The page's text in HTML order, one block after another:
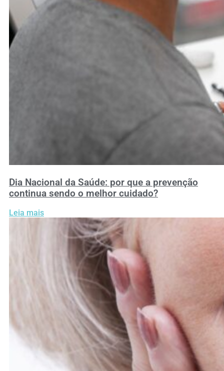
Dia Nacional da Saúde: por que a prevenção
continua sendo o melhor cuidado?
Leia mais